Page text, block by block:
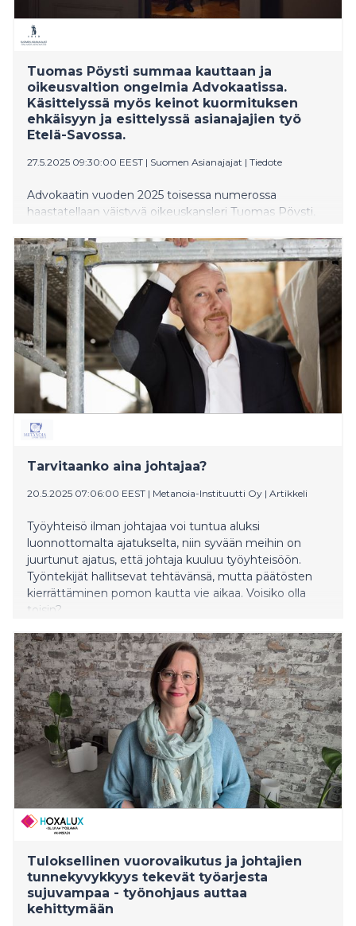
Tuomas Pöysti summaa kauttaan ja
oikeusvaltion ongelmia Advokaatissa.
Käsittelyssä myös keinot kuormituksen
ehkäisyyn ja esittelyssä asianajajien työ
Etelä-Savossa.
27.5.2025 09:30:00 EEST | Suomen Asianajajat | Tiedote
Advokaatin vuoden 2025 toisessa numerossa
haastatellaan väistyvä oikeuskansleri Tuomas Pöysti,
tehokkaammin krooniseen lähisuhdeväkivaltaan.
Lehdessä myös selvitetään, miten asianajajat voivat
käsitellä työn hankalia tilanteita ja ehkäistä
kuormitusta sekä esitellään asianajajien arkea Etelä-
Savossa.
Tarvitaanko aina johtajaa?
20.5.2025 07:06:00 EEST | Metanoia-Instituutti Oy | Artikkeli
Työyhteisö ilman johtajaa voi tuntua aluksi
luonnottomalta ajatukselta, niin syvään meihin on
juurtunut ajatus, että johtaja kuuluu työyhteisöön.
Työntekijät hallitsevat tehtävänsä, mutta päätösten
kierrättäminen pomon kautta vie aikaa. Voisiko olla
toisin?
Tuloksellinen vuorovaikutus ja johtajien
tunnekyvykkyys tekevät työarjesta
sujuvampaa - työnohjaus auttaa
kehittymään